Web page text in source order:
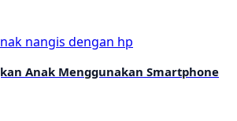
Anak Menggunakan Smartphone